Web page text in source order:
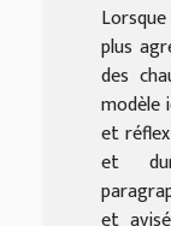
plus
des
modèle
et
et